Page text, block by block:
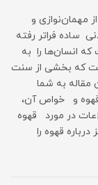
مهمان‌نوازی و
ساده فراتر رفته
انسان‌ها را به
که بخشی از سنت
به شما
قهوه و خواص آن،
در مورد قهوه
قهوه را